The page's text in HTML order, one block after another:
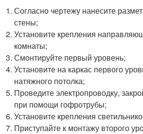
Согласно чертежу нанесите
стены;
Установите крепления
комнаты;
Смонтируйте первый уровень;
Установите на каркас первого
натяжного потолка;
Проведите электропроводку,
при помощи гофротрубы;
Установите крепления
Приступайте к монтажу второго